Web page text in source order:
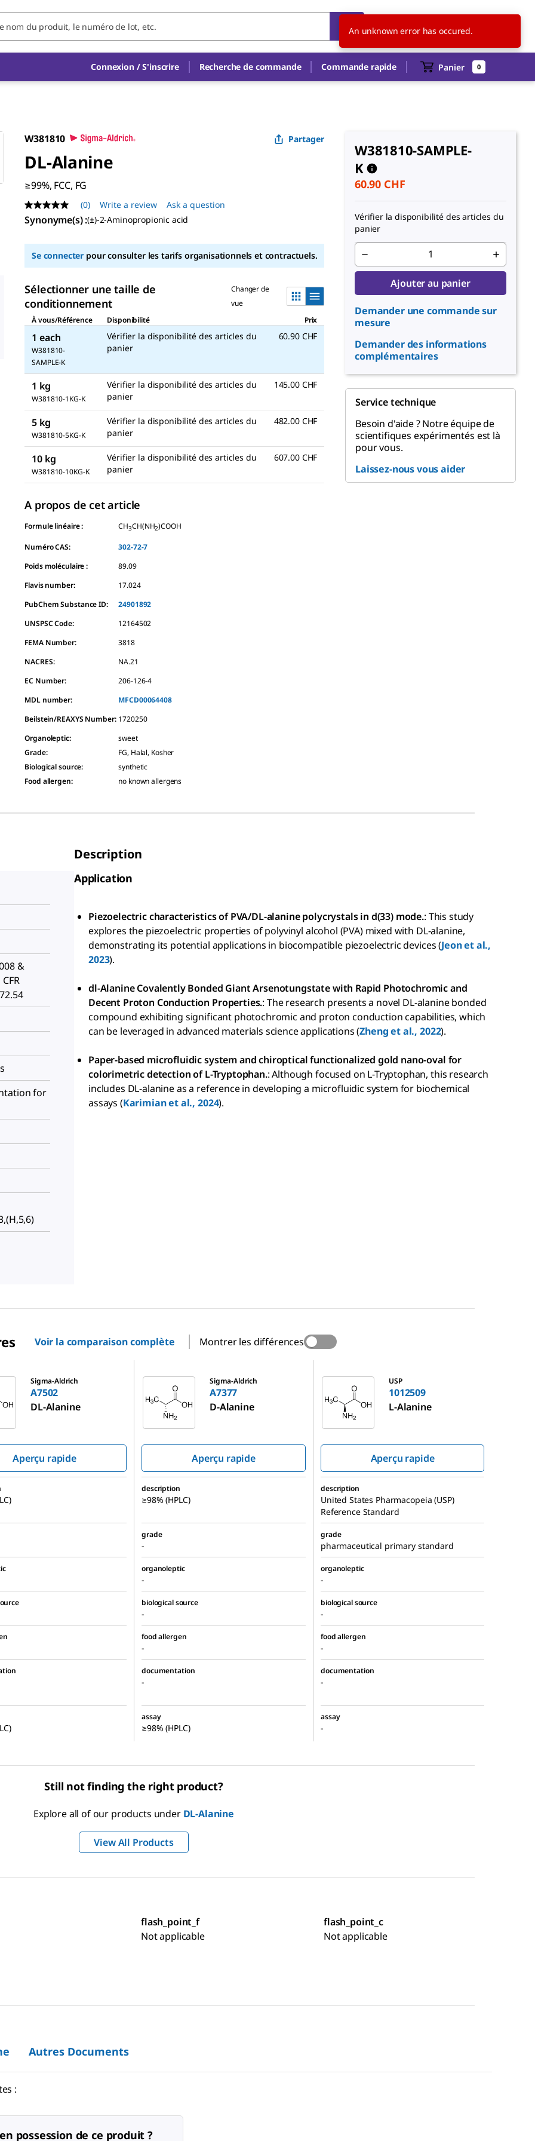
CH FR
Connexion / S'inscrire Recherche de commande Commande rapide Panier 0
W381810 Partager
DL-Alanine
≥99%, FCC, FG
No
rating
value
page
link.
(0) Write a review Ask a question
Synonyme(s):(±)-2-Aminopropionic acid
Se connecter pour consulter les tarifs organisationnels et contractuels.
Sélectionner une taille de
conditionnement
Changer de
vue
À vous/Référence
Disponibilité Prix
1 each
W381810-
SAMPLE-K
Vérifier la disponibilité des articles du
panier
60.90 CHF
1 kg
W381810-1KG-K
Vérifier la disponibilité des articles du
panier
145.00 CHF
5 kg
W381810-5KG-K
Vérifier la disponibilité des articles du
panier
482.00 CHF
10 kg
W381810-10KG-K
Vérifier la disponibilité des articles du
panier
607.00 CHF
A propos de cet article
Formule linéaire : CH3CH(NH2)COOH
Numéro CAS:
302-72-7
Poids moléculaire :
89.09
Flavis number:
17.024
PubChem Substance ID:
24901892
UNSPSC Code:
12164502
FEMA Number:
3818
NACRES:
NA.21
EC Number:
206-126-4
MDL number:
MFCD00064408
Beilstein/REAXYS Number: 1720250
Organoleptic:
sweet
Grade:
FG, Halal, Kosher
Biological source:
synthetic
Food allergen: no known allergens
W381810-SAMPLE-
K
60.90 CHF
Vérifier la disponibilité des articles du
panier
Ajouter au panier
Demander une commande sur
mesure
Demander des informations
complémentaires
Service technique
Besoin d'aide ? Notre équipe de
scientifiques expérimentés est là
pour vous.
Laissez-nous vous aider
&
for
Description
Application
Piezoelectric characteristics of PVA/DL-alanine polycrystals in d(33) mode.: This study
explores the piezoelectric properties of polyvinyl alcohol (PVA) mixed with DL-alanine,
demonstrating its potential applications in biocompatible piezoelectric devices (Jeon et al.,
2023).
dl-Alanine Covalently Bonded Giant Arsenotungstate with Rapid Photochromic and
Decent Proton Conduction Properties.: The research presents a novel DL-alanine bonded
compound exhibiting significant photochromic and proton conduction capabilities, which
can be leveraged in advanced materials science applications (Zheng et al., 2022).
Paper-based microfluidic system and chiroptical functionalized gold nano-oval for
colorimetric detection of L-Tryptophan.: Although focused on L-Tryptophan, this research
includes DL-alanine as a reference in developing a microfluidic system for biochemical
assays (Karimian et al., 2024).
Voir la comparaison complète Montrer les différences
Sigma-Aldrich
A7502
DL-Alanine
Aperçu rapide
Sigma-Aldrich
A7377
D-Alanine
Aperçu rapide
USP
1012509
L-Alanine
Aperçu rapide
description
≥98% (HPLC)
description
United States Pharmacopeia (USP)
Reference Standard
grade
-
grade
pharmaceutical primary standard
organoleptic
-
organoleptic
-
biological source
-
biological source
-
food allergen
-
food allergen
-
documentation
-
documentation
-
assay
≥98% (HPLC)
assay
-
Still not finding the right product?
Explore all of our products under DL-Alanine
View All Products
flash_point_f
Not applicable
flash_point_c
Not applicable
Autres Documents
:
possession de ce produit ?
An unknown error has occured.